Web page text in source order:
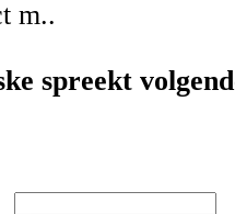
m..
spreekt